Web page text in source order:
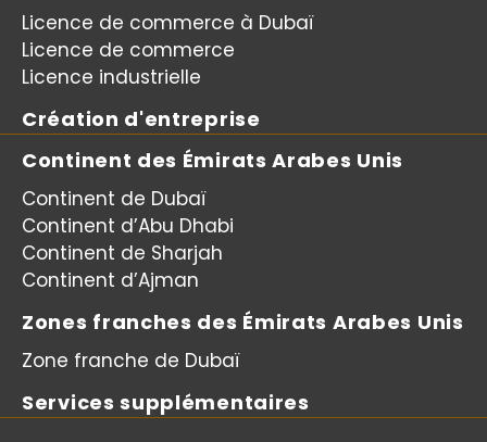
Licence de commerce à Dubaï
Licence de commerce
Licence industrielle
Création d'entreprise
Continent des Émirats Arabes Unis
Continent de Dubaï
Continent d’Abu Dhabi
Continent de Sharjah
Continent d’Ajman
Zones franches des Émirats Arabes Unis
Zone franche de Dubaï
Services supplémentaires